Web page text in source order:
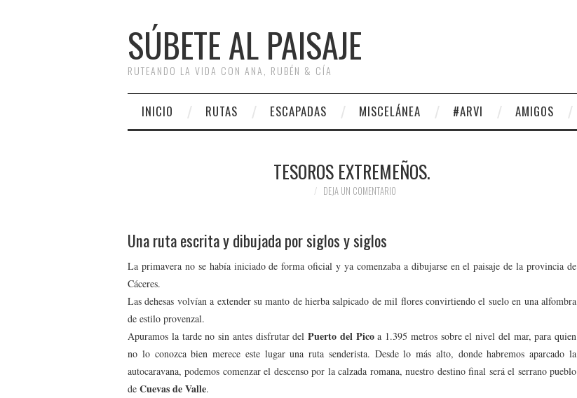
SÚBETE AL PAISAJE
RUTEANDO LA VIDA CON ANA, RUBÉN & CÍA
INICIO RUTAS ESCAPADAS MISCELÁNEA #ARVI AMIGOS
TESOROS EXTREMEÑOS.
DEJA UN COMENTARIO
Una ruta escrita y dibujada por siglos y siglos
La primavera no se había iniciado de forma oficial y ya comenzaba a dibujarse en el paisaje de la provincia de
Cáceres.
Las dehesas volvían a extender su manto de hierba salpicado de mil flores convirtiendo el suelo en una alfombra
de estilo provenzal.
Apuramos la tarde no sin antes disfrutar del Puerto del Picoa 1.395 metros sobre el nivel del mar, para quien
no lo conozca bien merece este lugar una ruta senderista. Desde lo más alto, donde habremos aparcado la
autocaravana, podemos comenzar el descenso por la calzada romana, nuestro destino final será el serrano pueblo
de Cuevas de Valle.